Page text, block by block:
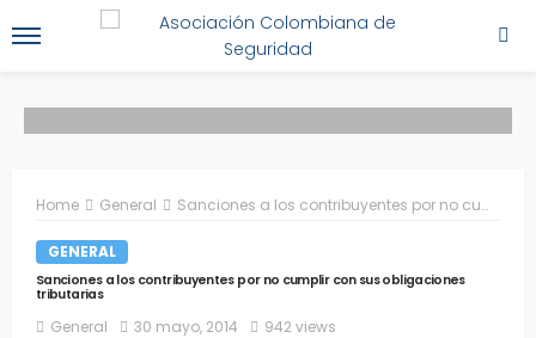
Home General Sanciones a los contribuyentes por no cumplir con sus obligaciones tributarias
GENERAL
Sanciones a los contribuyentes por no cumplir con sus obligaciones
tributarias
General 30 mayo, 2014 942 views